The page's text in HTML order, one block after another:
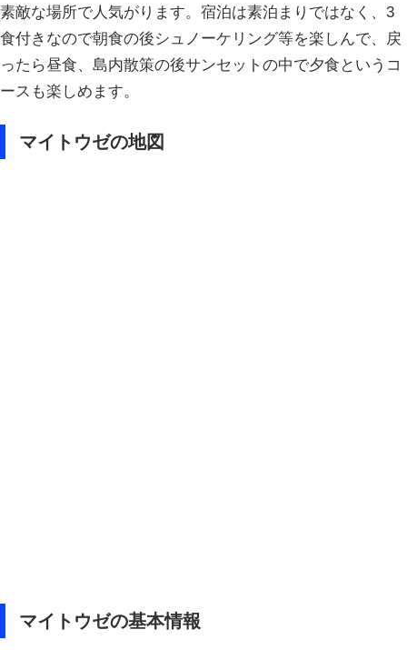
素敵な場所で人気がります。宿泊は素泊まりではなく、3
食付きなので朝食の後シュノーケリング等を楽しんで、戻
ったら昼食、島内散策の後サンセットの中で夕食というコ
ースも楽しめます。
マイトウゼの地図
マイトウゼの基本情報